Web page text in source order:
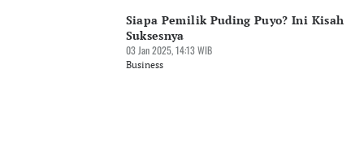
Siapa Pemilik Puding Puyo? Ini Kisah
Suksesnya
03 Jan 2025, 14:13 WIB
Business